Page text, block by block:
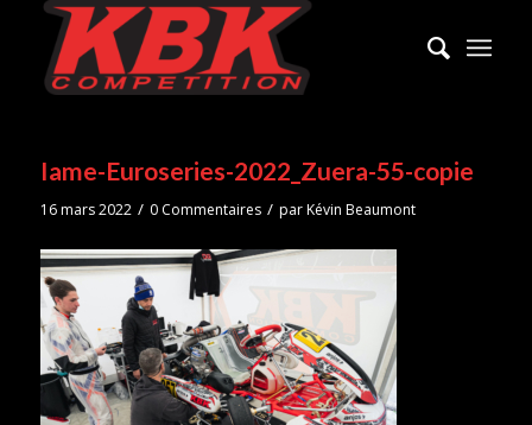
Iame-Euroseries-2022_Zuera-55-copie
16 mars 2022 / 0 Commentaires / parKévin Beaumont